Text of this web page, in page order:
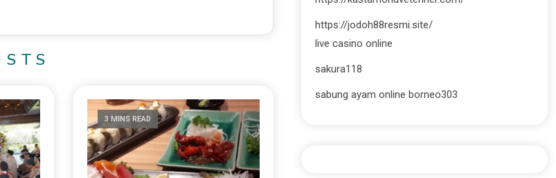
3 MINS READ
https://jodoh88resmi.site/
live casino online
sakura118
sabung ayam online borneo303